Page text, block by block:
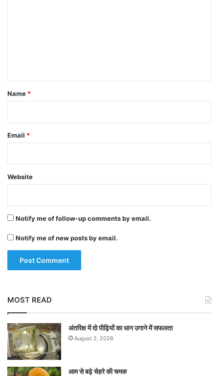
*
Name *
Email *
Website
Notify me of follow-up comments by email.
Notify me of new posts by email.
MOST READ
अंतरिक्ष में दो पीढ़ियों का धान उगाने में सफलता
August 2, 2026
आम से बढ़े चेहरे की चमक